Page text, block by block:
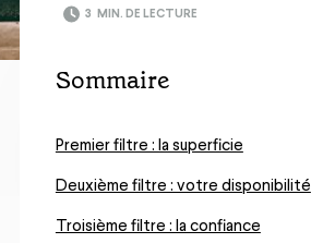
3 MIN. DE LECTURE
Sommaire
Premier filtre : la superficie
Deuxième filtre : votre disponibilité
Troisième filtre : la confiance